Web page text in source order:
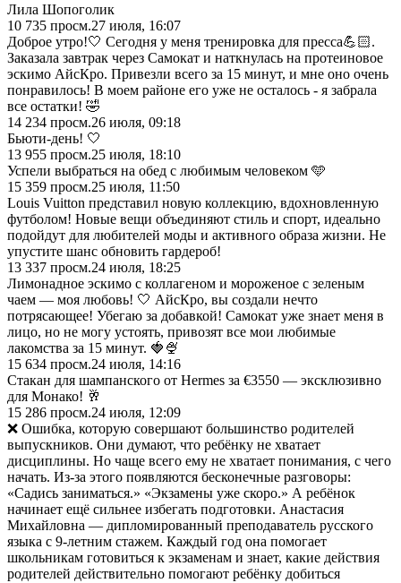
Лила Шопоголик
10 735 просм.27 июля, 16:07
Доброе утро!🤍 Сегодня у меня тренировка для пресса💪🏻.
Заказала завтрак через Самокат и наткнулась на протеиновое
эскимо АйсКро. Привезли всего за 15 минут, и мне оно очень
понравилось! В моем районе его уже не осталось - я забрала
все остатки! 🤣
14 234 просм.26 июля, 09:18
Бьюти-день! 🤍
13 955 просм.25 июля, 18:10
Успели выбраться на обед с любимым человеком 🩵
15 359 просм.25 июля, 11:50
Louis Vuitton представил новую коллекцию, вдохновленную
футболом! Новые вещи объединяют стиль и спорт, идеально
подойдут для любителей моды и активного образа жизни. Не
упустите шанс обновить гардероб!
13 337 просм.24 июля, 18:25
Лимонадное эскимо с коллагеном и мороженое с зеленым
чаем — моя любовь! 🤍 АйсКро, вы создали нечто
потрясающее! Убегаю за добавкой! Самокат уже знает меня в
лицо, но не могу устоять, привозят все мои любимые
лакомства за 15 минут. 🍓🍨
15 634 просм.24 июля, 14:16
Стакан для шампанского от Hermes за €3550 — эксклюзивно
для Монако! 🥂
15 286 просм.24 июля, 12:09
❌ Ошибка, которую совершают большинство родителей
выпускников. Они думают, что ребёнку не хватает
дисциплины. Но чаще всего ему не хватает понимания, с чего
начать. Из-за этого появляются бесконечные разговоры:
«Садись заниматься.» «Экзамены уже скоро.» А ребёнок
начинает ещё сильнее избегать подготовки. Анастасия
Михайловна — дипломированный преподаватель русского
языка с 9-летним стажем. Каждый год она помогает
школьникам готовиться к экзаменам и знает, какие действия
родителей действительно помогают ребёнку добиться